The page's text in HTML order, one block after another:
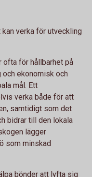
verka för utveckling
ofta för hållbarhet på
ekonomisk och
mål. Ett
verka både för att
samtidigt som det
bidrar till den lokala
lägger
som minskad
bönder att lyfta sig